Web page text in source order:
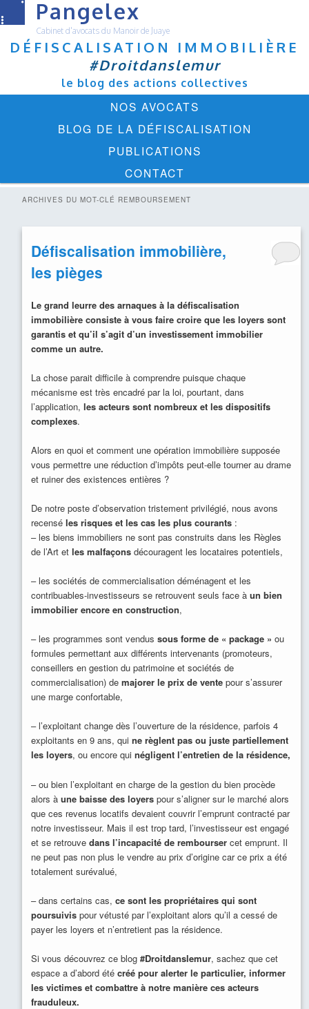
Pangelex
Cabinet d'avocats du Manoir de Juaye
DÉFISCALISATION IMMOBILIÈRE
#Droitdanslemur
le blog des actions collectives
NOS AVOCATS
BLOG DE LA DÉFISCALISATION
PUBLICATIONS
CONTACT
ARCHIVES DU MOT-CLÉ REMBOURSEMENT
Défiscalisation immobilière,
les pièges
Le grand leurre des arnaques à la défiscalisation
immobilière consiste à vous faire croire que les loyers sont
garantis et qu’il s’agit d’un investissement immobilier
comme un autre.
La chose parait difficile à comprendre puisque chaque
mécanisme est très encadré par la loi, pourtant, dans
l’application, les acteurs sont nombreux et les dispositifs
complexes.
Alors en quoi et comment une opération immobilière supposée
vous permettre une réduction d’impôts peut-elle tourner au drame
et ruiner des existences entières ?
De notre poste d’observation tristement privilégié, nous avons
recensé les risques et les cas les plus courants:
– les biens immobiliers ne sont pas construits dans les Règles
de l’Art et les malfaçonsdécouragent les locataires potentiels,
– les sociétés de commercialisation déménagent et les
contribuables-investisseurs se retrouvent seuls face à un bien
immobilier encore en construction,
– les programmes sont vendus sous forme de « package » ou
formules permettant aux différents intervenants (promoteurs,
conseillers en gestion du patrimoine et sociétés de
commercialisation) de majorer le prix de ventepour s’assurer
une marge confortable,
– l’exploitant change dès l’ouverture de la résidence, parfois 4
exploitants en 9 ans, qui ne règlent pas ou juste partiellement
les loyers, ou encore qui négligent l’entretien de la résidence,
– ou bien l’exploitant en charge de la gestion du bien procède
alors à une baisse des loyerspour s’aligner sur le marché alors
que ces revenus locatifs devaient couvrir l’emprunt contracté par
notre investisseur. Mais il est trop tard, l’investisseur est engagé
et se retrouve dans l’incapacité de remboursercet emprunt. Il
ne peut pas non plus le vendre au prix d’origine car ce prix a été
totalement surévalué,
– dans certains cas, ce sont les propriétaires qui sont
poursuivispour vétusté par l’exploitant alors qu’il a cessé de
payer les loyers et n’entretient pas la résidence.
Si vous découvrez ce blog #Droitdanslemur, sachez que cet
espace a d’abord été créé pour alerter le particulier, informer
les victimes et combattre à notre manière ces acteurs
frauduleux.